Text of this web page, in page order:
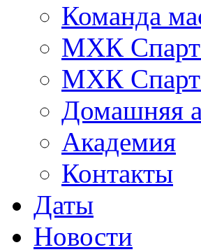
Команда
МХК
МХК
Домашняя
Академия
Контакты
Даты
Новости